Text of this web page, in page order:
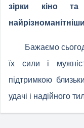
зірки кіно
Бажаємо
їх сили і
підтримкою
удачі і надійного